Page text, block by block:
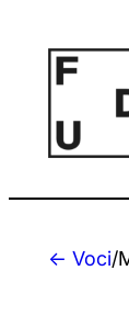
contenuto
← Voci/